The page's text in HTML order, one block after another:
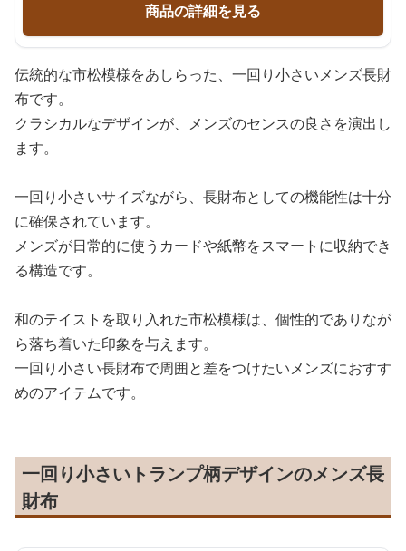
商品の詳細を見る
伝統的な市松模様をあしらった、一回り小さいメンズ長財
布です。
クラシカルなデザインが、メンズのセンスの良さを演出し
ます。
一回り小さいサイズながら、長財布としての機能性は十分
に確保されています。
メンズが日常的に使うカードや紙幣をスマートに収納でき
る構造です。
和のテイストを取り入れた市松模様は、個性的でありなが
ら落ち着いた印象を与えます。
一回り小さい長財布で周囲と差をつけたいメンズにおすす
めのアイテムです。
一回り小さいトランプ柄デザインのメンズ長
財布